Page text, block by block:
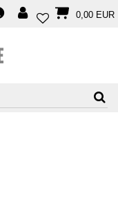
0,00 EUR